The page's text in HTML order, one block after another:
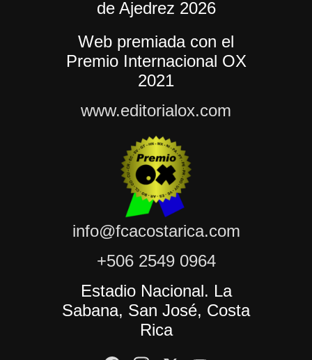
de Ajedrez 2026
Web premiada con el
Premio Internacional OX
2021
www.editorialox.com
info@fcacostarica.com
+506 2549 0964
Estadio Nacional. La
Sabana, San José, Costa
Rica